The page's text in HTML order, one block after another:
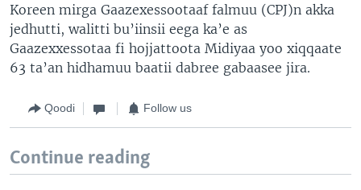
Koreen mirga Gaazexessootaaf falmuu (CPJ)n akka
jedhutti, walitti bu’iinsii eega ka’e as
Gaazexxessotaa fi hojjattoota Midiyaa yoo xiqqaate
63 ta’an hidhamuu baatii dabree gabaasee jira.
Qoodi Follow us
Continue reading